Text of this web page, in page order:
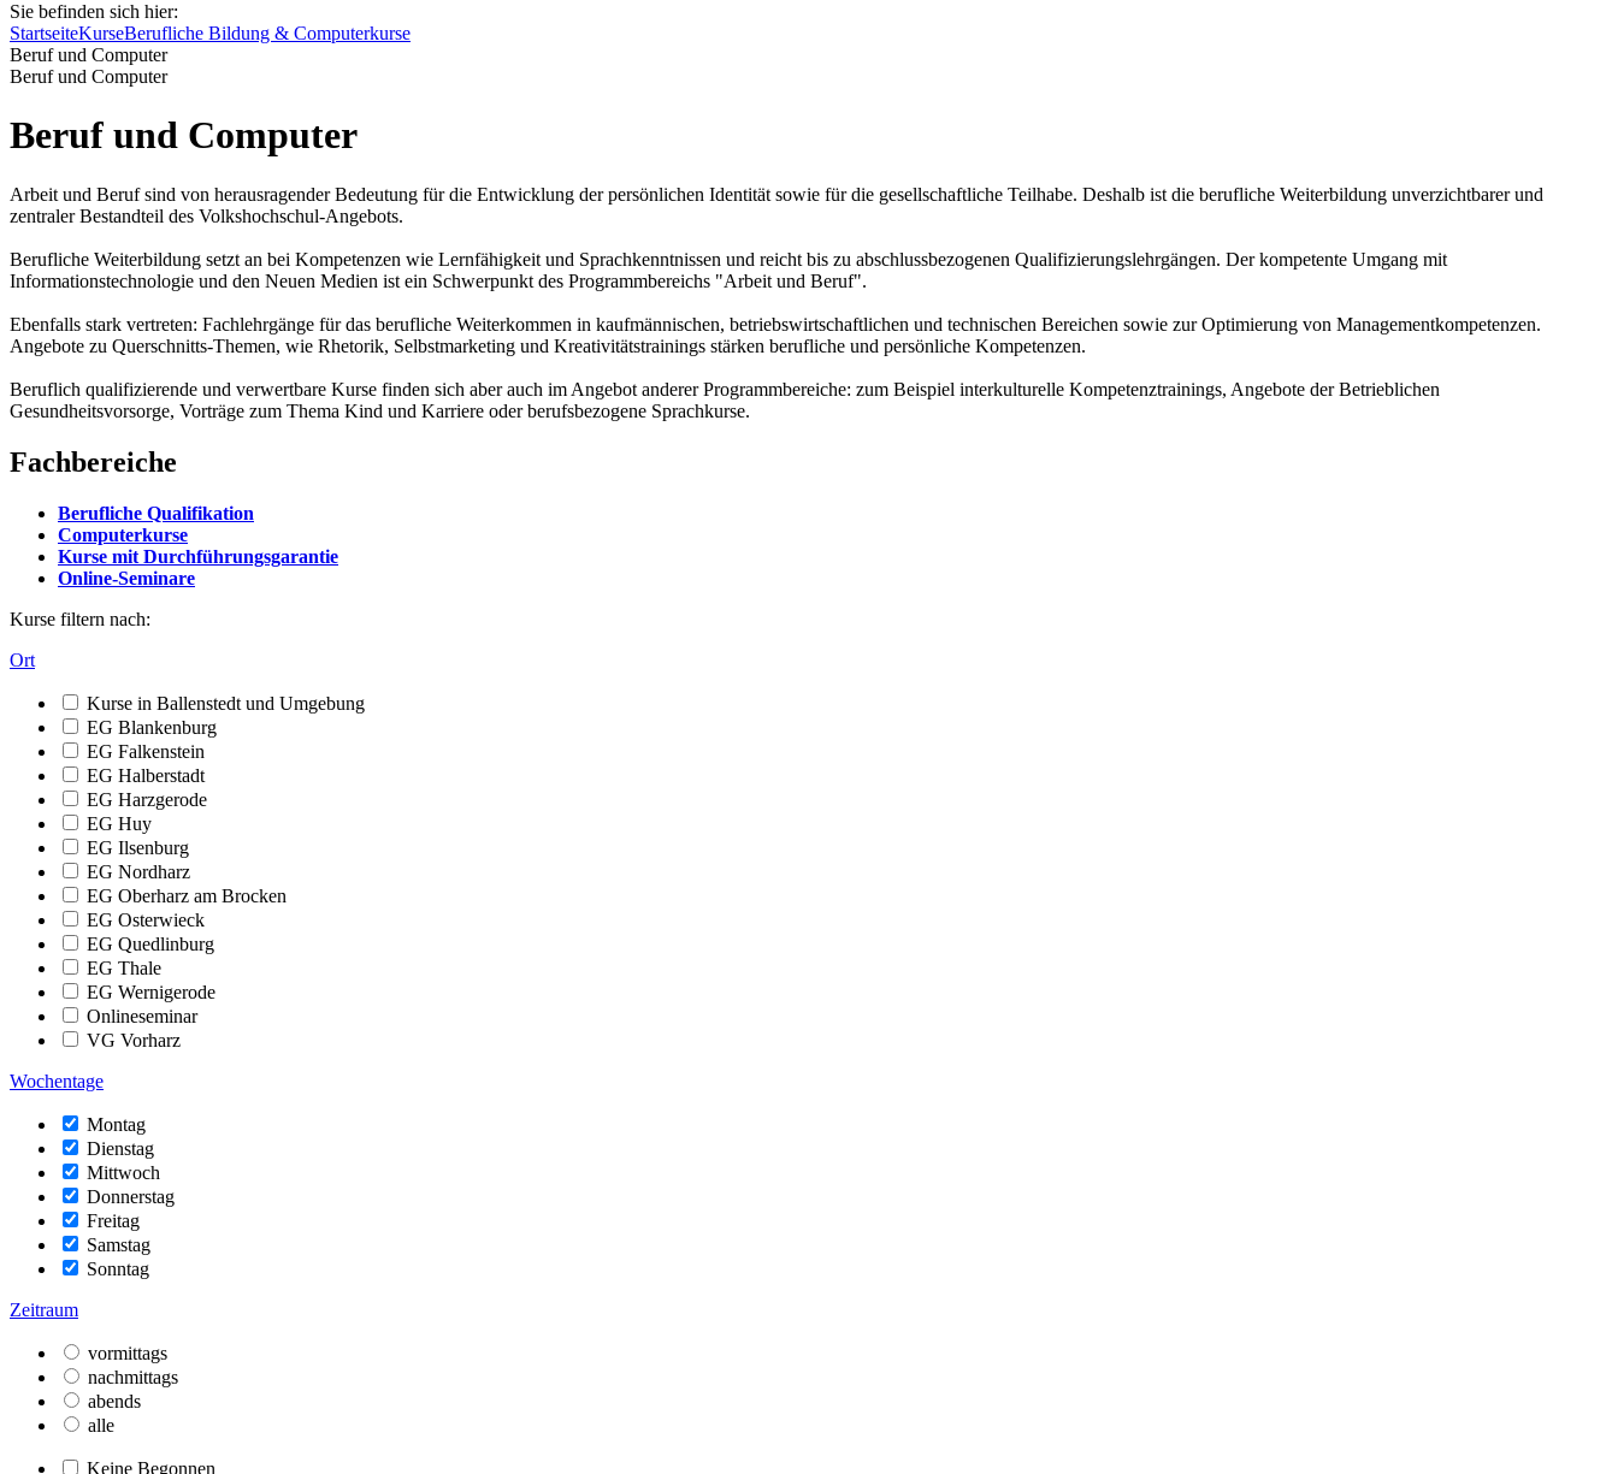
Sie befinden sich hier:
StartseiteKurseBerufliche Bildung & Computerkurse
Beruf und Computer
Beruf und Computer
Beruf und Computer
Arbeit und Beruf sind von herausragender Bedeutung für die Entwicklung der persönlichen Identität sowie für die gesellschaftliche Teilhabe. Deshalb ist die berufliche Weiterbildung unverzichtbarer und
zentraler Bestandteil des Volkshochschul-Angebots.
Berufliche Weiterbildung setzt an bei Kompetenzen wie Lernfähigkeit und Sprachkenntnissen und reicht bis zu abschlussbezogenen Qualifizierungslehrgängen. Der kompetente Umgang mit
Informationstechnologie und den Neuen Medien ist ein Schwerpunkt des Programmbereichs "Arbeit und Beruf".
Ebenfalls stark vertreten: Fachlehrgänge für das berufliche Weiterkommen in kaufmännischen, betriebswirtschaftlichen und technischen Bereichen sowie zur Optimierung von Managementkompetenzen.
Angebote zu Querschnitts-Themen, wie Rhetorik, Selbstmarketing und Kreativitätstrainings stärken berufliche und persönliche Kompetenzen.
Beruflich qualifizierende und verwertbare Kurse finden sich aber auch im Angebot anderer Programmbereiche: zum Beispiel interkulturelle Kompetenztrainings, Angebote der Betrieblichen
Gesundheitsvorsorge, Vorträge zum Thema Kind und Karriere oder berufsbezogene Sprachkurse.
Fachbereiche
Berufliche Qualifikation
Computerkurse
Kurse mit Durchführungsgarantie
Online-Seminare
Kurse filtern nach:
Ort
Kurse in Ballenstedt und Umgebung
EG Blankenburg
EG Falkenstein
EG Halberstadt
EG Harzgerode
EG Huy
EG Ilsenburg
EG Nordharz
EG Oberharz am Brocken
EG Osterwieck
EG Quedlinburg
EG Thale
EG Wernigerode
Onlineseminar
VG Vorharz
Wochentage
Montag
Dienstag
Mittwoch
Donnerstag
Freitag
Samstag
Sonntag
Zeitraum
vormittags
nachmittags
abends
alle
Keine Begonnen